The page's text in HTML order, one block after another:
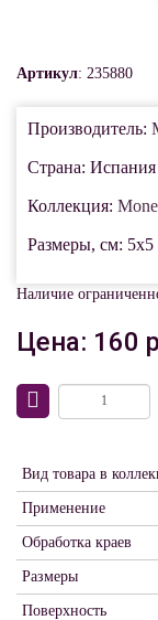
Артикул: 235880
Производитель:
Страна: Испания
Коллекция:
Размеры, см:
Наличие
Цена: 160
Вид товара в
Применение
Обработка краев
Размеры
Поверхность